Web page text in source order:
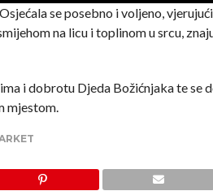
se posebno i voljeno,
na licu i toplinom u srcu,
i dobrotu Djeda Božićnjaka te se
mjestom.